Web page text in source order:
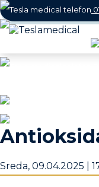
Sreda, 09.04.2025 |